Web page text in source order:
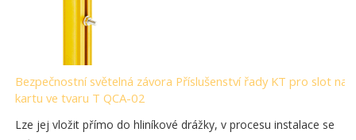
Bezpečnostní světelná závora Příslušenství řady KT pro slot na
kartu ve tvaru T QCA-02
Lze jej vložit přímo do hliníkové drážky, v procesu instalace se